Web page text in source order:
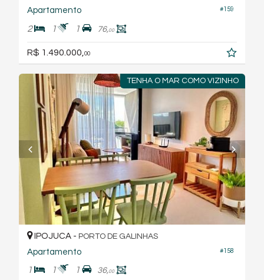
#159
Apartamento
2 1 1 76,00
R$ 1.490.000,00
TENHA O MAR COMO VIZINHO
#158
IPOJUCA - PORTO DE GALINHAS
Apartamento
1 1 1 36,00